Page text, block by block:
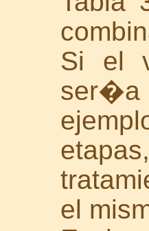
Si el
ser�a
el